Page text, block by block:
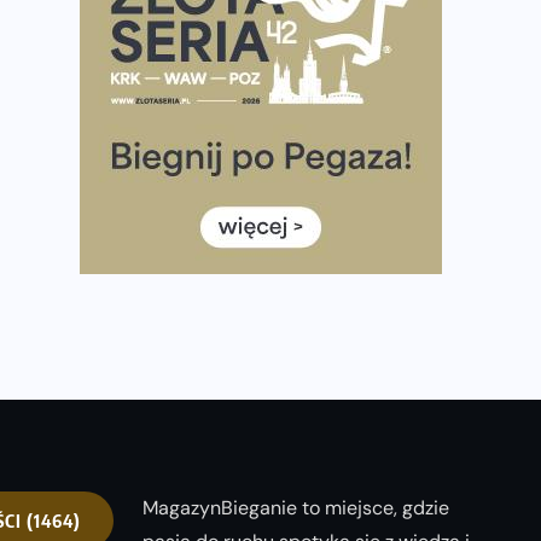
półmaratonem
Już w tę sobotę 35. Bieg Powstania Warszawskiego.
Wystartuje rekordowa liczba uczestników
poradnik przed startem
Ile razy w tygodniu biegać? 3 treningi wystarczą? Jak
często biegać, żeby robić postępy
Już w ten weekend! Przed nami Nocny Portowy
(1464)
MagazynBieganie to miejsce, gdzie